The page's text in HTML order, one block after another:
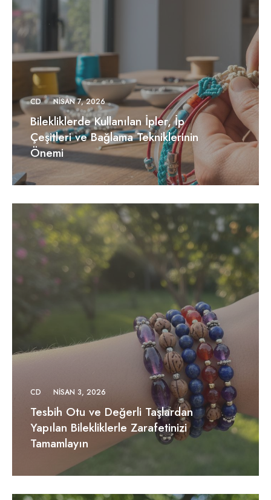
CD NISAN 7, 2026
Bilekliklerde Kullanılan İpler, İp
Çeşitleri ve Bağlama Tekniklerinin
Önemi
CD NISAN 3, 2026
Tesbih Otu ve Değerli Taşlardan
Yapılan Bilekliklerle Zarafetinizi
Tamamlayın